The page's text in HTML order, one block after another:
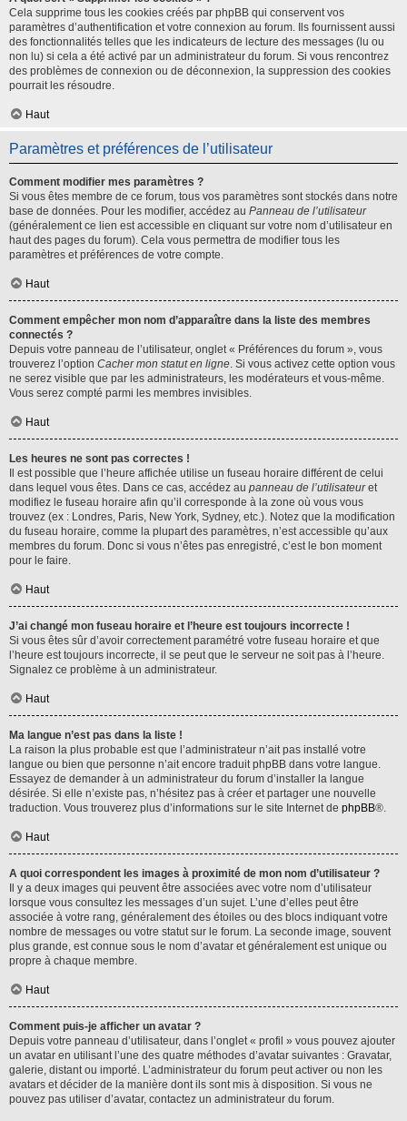
Cela supprime tous les cookies créés par phpBB qui conservent vos
paramètres d’authentification et votre connexion au forum. Ils fournissent aussi
des fonctionnalités telles que les indicateurs de lecture des messages (lu ou
non lu) si cela a été activé par un administrateur du forum. Si vous rencontrez
des problèmes de connexion ou de déconnexion, la suppression des cookies
pourrait les résoudre.
Haut
Paramètres et préférences de l’utilisateur
Comment modifier mes paramètres ?
Si vous êtes membre de ce forum, tous vos paramètres sont stockés dans notre
base de données. Pour les modifier, accédez au Panneau de l’utilisateur
(généralement ce lien est accessible en cliquant sur votre nom d’utilisateur en
haut des pages du forum). Cela vous permettra de modifier tous les
paramètres et préférences de votre compte.
Haut
Comment empêcher mon nom d’apparaître dans la liste des membres
connectés ?
Depuis votre panneau de l’utilisateur, onglet « Préférences du forum », vous
trouverez l’option Cacher mon statut en ligne. Si vous activez cette option vous
ne serez visible que par les administrateurs, les modérateurs et vous-même.
Vous serez compté parmi les membres invisibles.
Haut
Les heures ne sont pas correctes !
Il est possible que l’heure affichée utilise un fuseau horaire différent de celui
dans lequel vous êtes. Dans ce cas, accédez au panneau de l’utilisateuret
modifiez le fuseau horaire afin qu’il corresponde à la zone où vous vous
trouvez (ex : Londres, Paris, New York, Sydney, etc.). Notez que la modification
du fuseau horaire, comme la plupart des paramètres, n’est accessible qu’aux
membres du forum. Donc si vous n’êtes pas enregistré, c’est le bon moment
pour le faire.
Haut
J’ai changé mon fuseau horaire et l’heure est toujours incorrecte !
Si vous êtes sûr d’avoir correctement paramétré votre fuseau horaire et que
l’heure est toujours incorrecte, il se peut que le serveur ne soit pas à l’heure.
Signalez ce problème à un administrateur.
Haut
Ma langue n’est pas dans la liste !
La raison la plus probable est que l’administrateur n’ait pas installé votre
langue ou bien que personne n’ait encore traduit phpBB dans votre langue.
Essayez de demander à un administrateur du forum d’installer la langue
désirée. Si elle n’existe pas, n’hésitez pas à créer et partager une nouvelle
traduction. Vous trouverez plus d’informations sur le site Internet de phpBB®.
Haut
A quoi correspondent les images à proximité de mon nom d’utilisateur ?
Il y a deux images qui peuvent être associées avec votre nom d’utilisateur
lorsque vous consultez les messages d’un sujet. L’une d’elles peut être
associée à votre rang, généralement des étoiles ou des blocs indiquant votre
nombre de messages ou votre statut sur le forum. La seconde image, souvent
plus grande, est connue sous le nom d’avatar et généralement est unique ou
propre à chaque membre.
Haut
Comment puis-je afficher un avatar ?
Depuis votre panneau d’utilisateur, dans l’onglet « profil » vous pouvez ajouter
un avatar en utilisant l’une des quatre méthodes d’avatar suivantes : Gravatar,
galerie, distant ou importé. L’administrateur du forum peut activer ou non les
avatars et décider de la manière dont ils sont mis à disposition. Si vous ne
pouvez pas utiliser d’avatar, contactez un administrateur du forum.